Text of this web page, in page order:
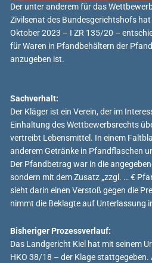
Der unter anderem für das
Zivilsenat des Bundesgerichtshofs
Oktober 2023 – I ZR 135/20 –
für Waren in Pfandbehältern der
anzugeben ist.
Sachverhalt:
Der Kläger ist ein Verein, der im
Einhaltung des Wettbewerbsrechts
vertreibt Lebensmittel. In einem
anderem Getränke in Pfandflaschen
Der Pfandbetrag war in die
sondern mit dem Zusatz „zzgl. … €
sieht darin einen Verstoß gegen die
nimmt die Beklagte auf Unterlassung
Bisheriger Prozessverlauf:
Das Landgericht Kiel hat mit seinem
HKO 38/18 – der Klage stattgegeben.